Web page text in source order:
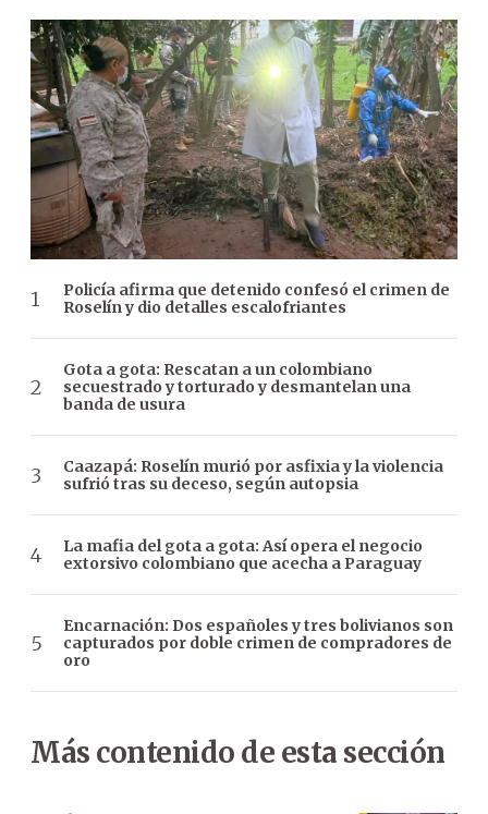
Policía afirma que detenido confesó el crimen de
Roselín y dio detalles escalofriantes
Gota a gota: Rescatan a un colombiano
secuestrado y torturado y desmantelan una
banda de usura
Caazapá: Roselín murió por asfixia y la violencia
sufrió tras su deceso, según autopsia
La mafia del gota a gota: Así opera el negocio
extorsivo colombiano que acecha a Paraguay
Encarnación: Dos españoles y tres bolivianos son
capturados por doble crimen de compradores de
oro
Más contenido de esta sección